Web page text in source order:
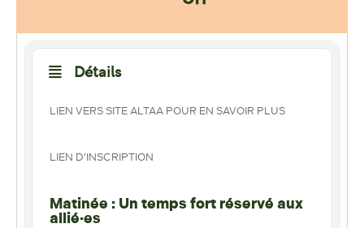
Détails
LIEN VERS SITE ALTAA POUR EN SAVOIR PLUS
LIEN D’INSCRIPTION
Matinée : Un temps fort réservé aux
allié·es